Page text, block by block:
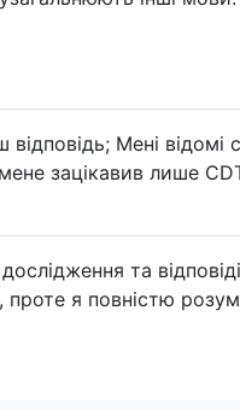
Мені відомі
зацікавив лише
та
проте я повністю